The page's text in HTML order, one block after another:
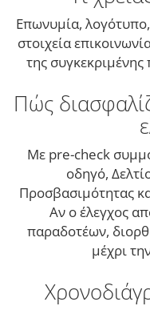
Επωνυμία,
στοιχεία
της
Πώς
Με pre-check
οδηγό,
Προσβασιμότητας
Αν ο έλεγχος
παραδοτέων,
μέχρι